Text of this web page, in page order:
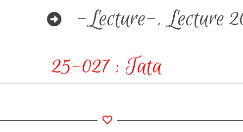
-Lecture-,Lecture
25-027 : Tata